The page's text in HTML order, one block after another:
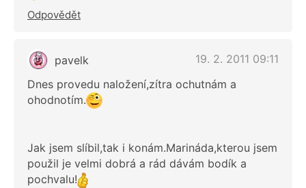
Odpovědět
pavelk
19. 2. 2011 09:11
Dnes provedu naložení,zítra ochutnám a
ohodnotím.
Jak jsem slíbil,tak i konám.Marináda,kterou jsem
použil je velmi dobrá a rád dávám bodík a
pochvalu!